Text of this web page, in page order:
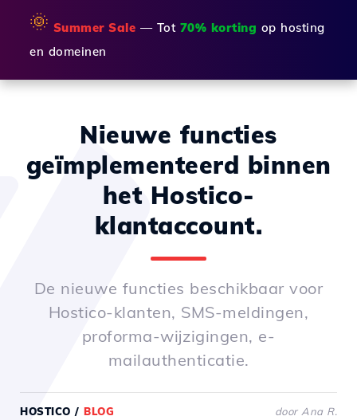
🌞 Summer Sale — Tot 70% korting op hosting
en domeinen
Nieuwe functies
geïmplementeerd binnen
het Hostico-
klantaccount.
De nieuwe functies beschikbaar voor
Hostico-klanten, SMS-meldingen,
proforma-wijzigingen, e-
mailauthenticatie.
HOSTICO / BLOG door Ana R.